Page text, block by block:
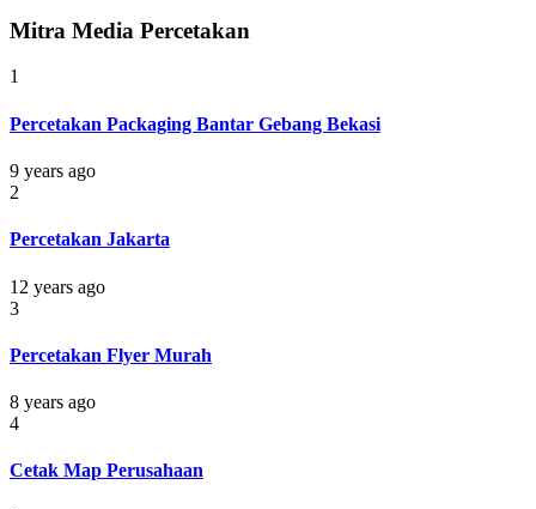
Mitra Media Percetakan
1
Percetakan Packaging Bantar Gebang Bekasi
9 years ago
2
Percetakan Jakarta
12 years ago
3
Percetakan Flyer Murah
8 years ago
4
Cetak Map Perusahaan